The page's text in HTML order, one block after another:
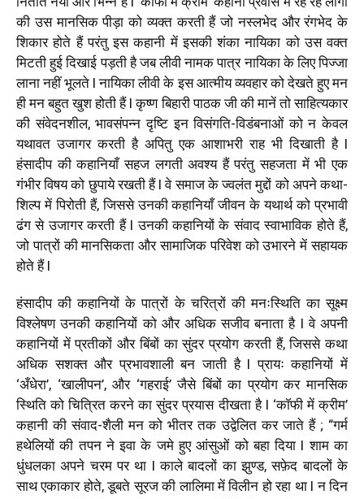
की उस मानसिक पीड़ा को व्यक्त करती हैं जो नस्लभेद और रंगभेद के
शिकार होते हैं परंतु इस कहानी में इसकी शंका नायिका को उस वक्त
मिटती हुई दिखाई पड़ती है जब लीवी नामक पात्र नायिका के लिए पिज्जा
लाना नहीं भूलते l नायिका लीवी के इस आत्मीय व्यवहार को देखते हुए मन
ही मन बहुत खुश होती हैं l कृष्ण बिहारी पाठक जी की मानें तो साहित्यकार
की संवेदनशील, भावसंपन्न दृष्टि इन विसंगति-विडंबनाओं को न केवल
यथावत उजागर करती है अपितु एक आशाभरी राह भी दिखाती है l
हंसादीप की कहानियाँ सहज लगती अवश्य हैं परंतु सहजता में भी एक
गंभीर विषय को छुपाये रखती हैं l वे समाज के ज्वलंत मुद्दों को अपने कथा-
शिल्प में पिरोती हैं, जिससे उनकी कहानियाँ जीवन के यथार्थ को प्रभावी
ढंग से उजागर करती हैं l उनकी कहानियों के संवाद स्वाभाविक होते हैं,
जो पात्रों की मानसिकता और सामाजिक परिवेश को उभारने में सहायक
होते हैं l
हंसादीप की कहानियों के पात्रों के चरित्रों की मनःस्थिति का सूक्ष्म
विश्लेषण उनकी कहानियों को और अधिक सजीव बनाता है l वे अपनी
कहानियों में प्रतीकों और बिंबों का सुंदर प्रयोग करती हैं, जिससे कथा
अधिक सशक्त और प्रभावशाली बन जाती है l प्रायः कहानियों में
‘अँधेरा’, ‘खालीपन’, और ‘गहराई’ जैसे बिंबों का प्रयोग कर मानसिक
स्थिति को चित्रित करने का सुंदर प्रयास दीखता है l ‘कॉफी में क्रीम’
कहानी की संवाद-शैली मन को भीतर तक उद्वेलित कर जाते हैं ; “गर्म
हथेलियों की तपन ने इवा के जमे हुए आंसुओं को बहा दिया l शाम का
धुंधलका अपने चरम पर था l काले बादलों का झुण्ड, सफ़ेद बादलों के
साथ एकाकार होते, डूबते सूरज की लालिमा में विलीन हो रहा था l न दिन